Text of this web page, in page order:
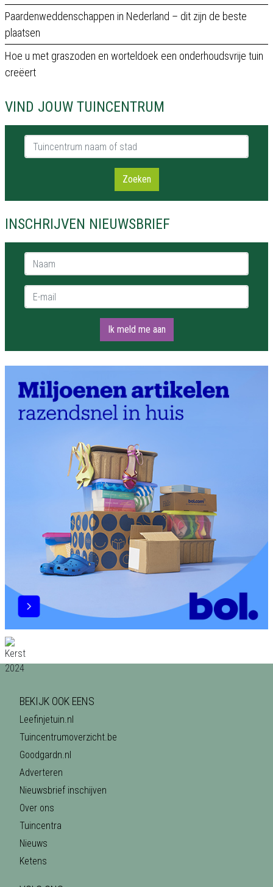
Paardenweddenschappen in Nederland – dit zijn de beste
plaatsen
Hoe u met graszoden en worteldoek een onderhoudsvrije tuin
creëert
VIND JOUW TUINCENTRUM
Tuincentrum naam of stad
Zoeken
INSCHRIJVEN NIEUWSBRIEF
Naam *
E-mail *
Ik meld me aan
BEKIJK OOK EENS
Leefinjetuin.nl
Tuincentrumoverzicht.be
Goodgardn.nl
Adverteren
Nieuwsbrief inschijven
Over ons
Tuincentra
Nieuws
Ketens